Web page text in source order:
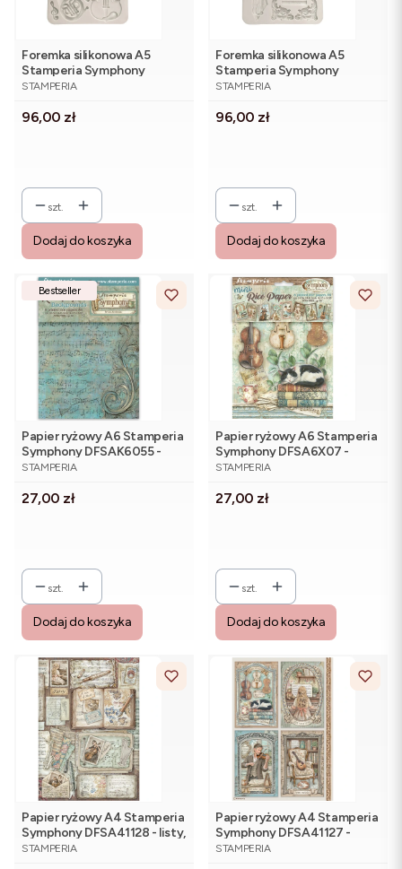
Foremka silikonowa A5
Stamperia Symphony
KACMA615 - instrumenty i
PRODUCENT
STAMPERIA
Cena
96,00 zł
szt.
Dodaj do koszyka
Foremka silikonowa A5
Stamperia Symphony
KACMA614 - zegar, kot,
PRODUCENT
STAMPERIA
Cena
96,00 zł
szt.
Dodaj do koszyka
Bestseller
Papier ryżowy A6 Stamperia
Symphony DFSAK6055 -
zestaw 8 sztuk
PRODUCENT
STAMPERIA
Cena
27,00 zł
szt.
Dodaj do koszyka
Papier ryżowy A6 Stamperia
Symphony DFSA6X07 -
zestaw 8 sztuk
PRODUCENT
STAMPERIA
Cena
27,00 zł
szt.
Dodaj do koszyka
Papier ryżowy A4 Stamperia
Symphony DFSA41128 - listy,
nuty, książki
PRODUCENT
STAMPERIA
Papier ryżowy A4 Stamperia
Symphony DFSA41127 -
cztery ilustracje z
PRODUCENT
STAMPERIA